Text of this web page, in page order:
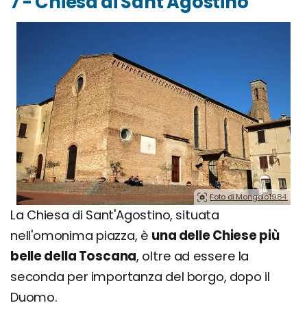
Foto di Mongolo1984.
La Chiesa di Sant'Agostino, situata
nell'omonima piazza, è una delle Chiese più
belle della Toscana, oltre ad essere la
seconda per importanza del borgo, dopo il
Duomo.